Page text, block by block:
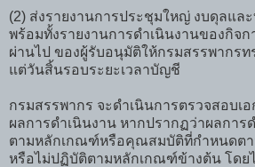
(2) ส่งรายงานการประชุมใหญ่ งบดุลแล
พร้อมทั้งรายงานการดำเนินงานของกิจ
ผ่านไป ของผู้รับอนุมัติให้กรมสรรพากรท
แต่วันสิ้นรอบระยะเวลาบัญชี
กรมสรรพากร จะดำเนินการตรวจสอบเ
ผลการดำเนินงาน หากปรากฏว่าผลการด
ตามหลักเกณฑ์หรือคุณสมบัติที่กำหนดตา
หรือไม่ปฏิบัติตามหลักเกณฑ์ข้างต้น โดย